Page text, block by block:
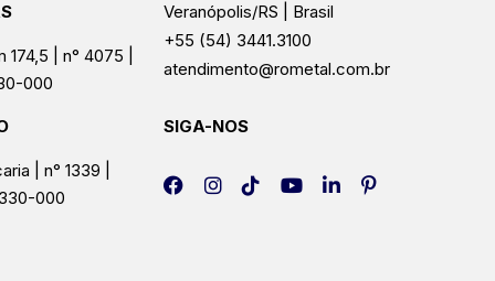
| n° 4075 |
000
| n° 1339 |
000
Veranópolis/RS | Brasil
+55 (54) 3441.3100
atendimento@rometal.com.br
SIGA-NOS